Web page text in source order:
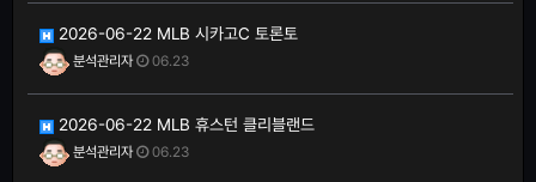
2026-06-22 MLB 시카고C 토론토
분석관리자 06.23
2026-06-22 MLB 휴스턴 클리블랜드
분석관리자 06.23